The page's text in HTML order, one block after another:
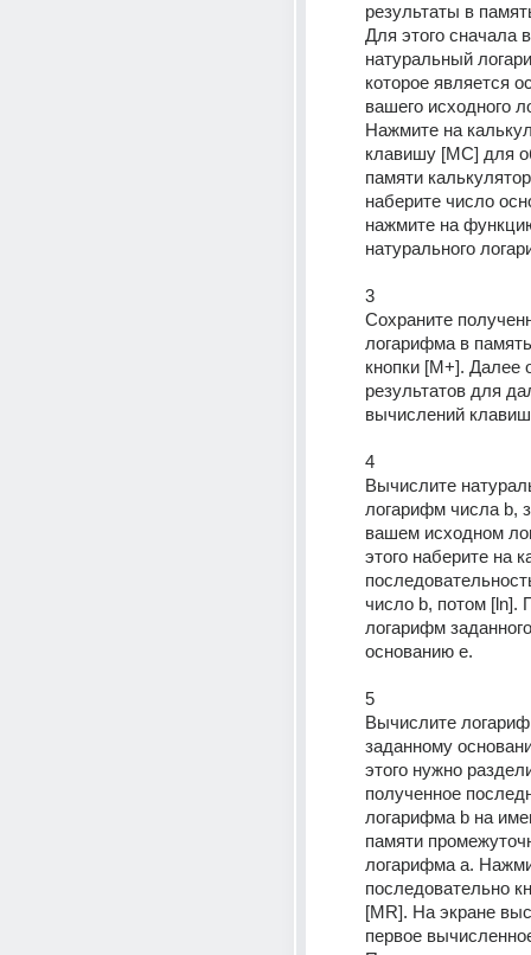
результаты в
Для этого сначала
натуральный
которое является
вашего исходного
Нажмите на
клавишу [MC] для
памяти
наберите число
нажмите на
натурального
3
Сохраните
логарифма в
кнопки [M+]. Далее
результатов для
вычислений
4
Вычислите
логарифм числа b,
вашем исходном
этого наберите на
число b, потом [ln].
логарифм
основанию е.
5
Вычислите
заданному
этого нужно
полученное
логарифма b на
памяти
логарифма а.
последовательно
[MR]. На экране
первое